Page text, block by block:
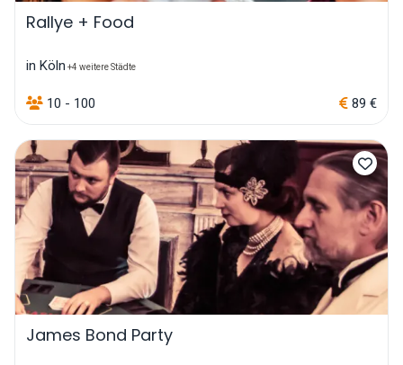
Rallye + Food
in Köln +4 weitere Städte
10 - 100 89 €
James Bond Party